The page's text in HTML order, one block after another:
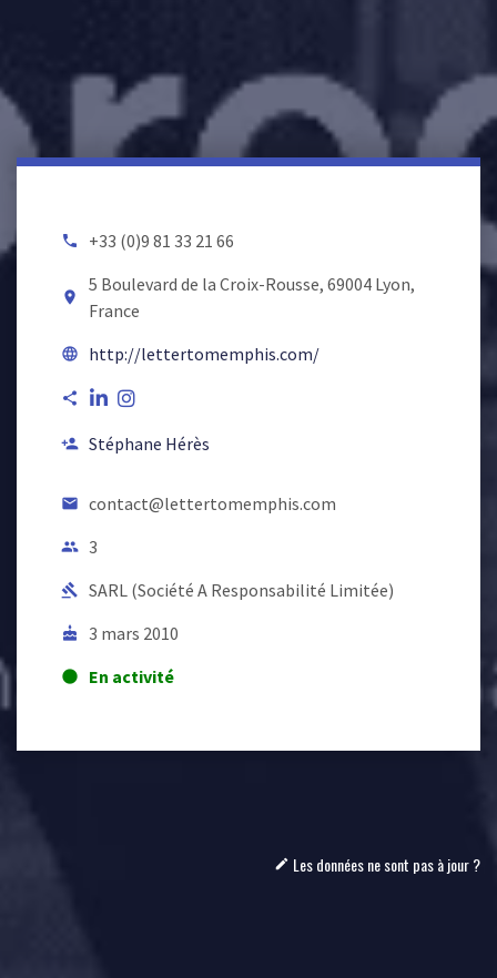
local_phone +33 (0)9 81 33 21 66
room
5 Boulevard de la Croix-Rousse, 69004 Lyon,
France
language http://lettertomemphis.com/
share
person_add Stéphane Hérès
email contact@lettertomemphis.com
people 3
gavel SARL (Société A Responsabilité Limitée)
cake 3 mars 2010
lens En activité
mode_edit Les données ne sont pas à jour ?